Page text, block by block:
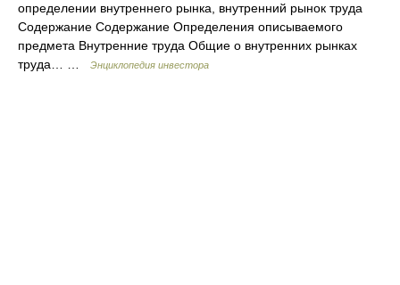
определении внутреннего рынка, внутренний рынок труда
Содержание Содержание Определения описываемого
предмета Внутренние труда Общие о внутренних рынках
труда… …
Энциклопедия инвестора